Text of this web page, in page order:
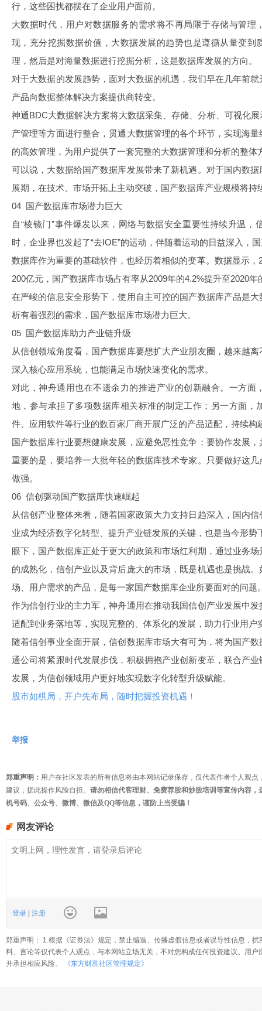
行，这些困扰都摆在了企业用户面前。
大数据时代，用户对数据服务的需求将不再局限于存储与管理
现，充分挖掘数据价值，大数据发展的趋势也是遵循从量变到
理，然后是对海量数据进行挖掘分析，这是数据库发展的方向。
对于大数据的发展趋势，面对大数据的机遇，我们早在几年前
产品向数据整体解决方案提供商转变。
神通BDC大数据解决方案将大数据采集、存储、分析、可视化
产管理等方面进行整合，贯通大数据管理的各个环节，实现海
的高效管理，为用户提供了一套完整的大数据管理和分析的整体
可以说，大数据给国产数据库发展带来了新机遇。对于国内数
展期，在技术、市场开拓上主动突破，国产数据库产业规模将持
04 国产数据库市场潜力巨大
自“棱镜门”事件爆发以来，网络与数据安全重要性持续升温，
时，企业界也发起了“去IOE”的运动，伴随着运动的日益深入，
数据库作为重要的基础软件，也经历着相似的变革。数据显示
200亿元，国产数据库市场占有率从2009年的4.2%提升至2020年
在严峻的信息安全形势下，使用自主可控的国产数据库产品是
析有着强烈的需求，国产数据库市场潜力巨大。
05 国产数据库助力产业链升级
从信创领域角度看，国产数据库要想扩大产业朋友圈，越来越
深入核心应用系统，也能满足市场快速变化的需求。
对此，神舟通用也在不遗余力的推进产业的创新融合。一方面
地，参与承担了多项数据库相关标准的制定工作；另一方面，
件、应用软件等行业的数百家厂商开展广泛的产品适配，持续构
国产数据库行业要想健康发展，应避免恶性竞争；要协作发展
重要的是，要培养一大批年轻的数据库技术专家。只要做好这
做强。
06 信创驱动国产数据库快速崛起
从信创产业整体来看，随着国家政策大力支持日趋深入，国内
业成为经济数字化转型、提升产业链发展的关键，也是当今形势
眼下，国产数据库正处于更大的政策和市场红利期，通过业务
的成熟化，信创产业以及背后庞大的市场，既是机遇也是挑战
场、用户需求的产品，是每一家国产数据库企业所要面对的问题
作为信创行业的主力军，神舟通用在推动我国信创产业发展中
适配到业务落地等，实现完整的、体系化的发展，助力行业用户
随着信创事业全面开展，信创数据库市场大有可为，将为国产
通公司将紧跟时代发展步伐，积极拥抱产业创新变革，联合产
发展，为信创领域用户更好地实现数字化转型升级赋能。
股市如棋局，开户先布局，随时把握投资机遇！
举报
郑重声明： 用户在社区发表的所有信息将由本网站记录保存，仅代表作者个人观
建议，据此操作风险自担。 请勿相信代客理财、免费荐股和炒股培训等宣传内容
机号码、公众号、微博、微信及QQ等信息，谨防上当受骗！
网友评论
登录 注册
郑重声明： 1.根据《证券法》规定，禁止编造、传播虚假信息或者误导性信息，
料、言论等仅代表个人观点，与本网站立场无关，不对您构成任何投资建议。用
并承担相应风险。
《东方财富社区管理规定》